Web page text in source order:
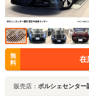
無
料
在
販売店： ポルシェセンター